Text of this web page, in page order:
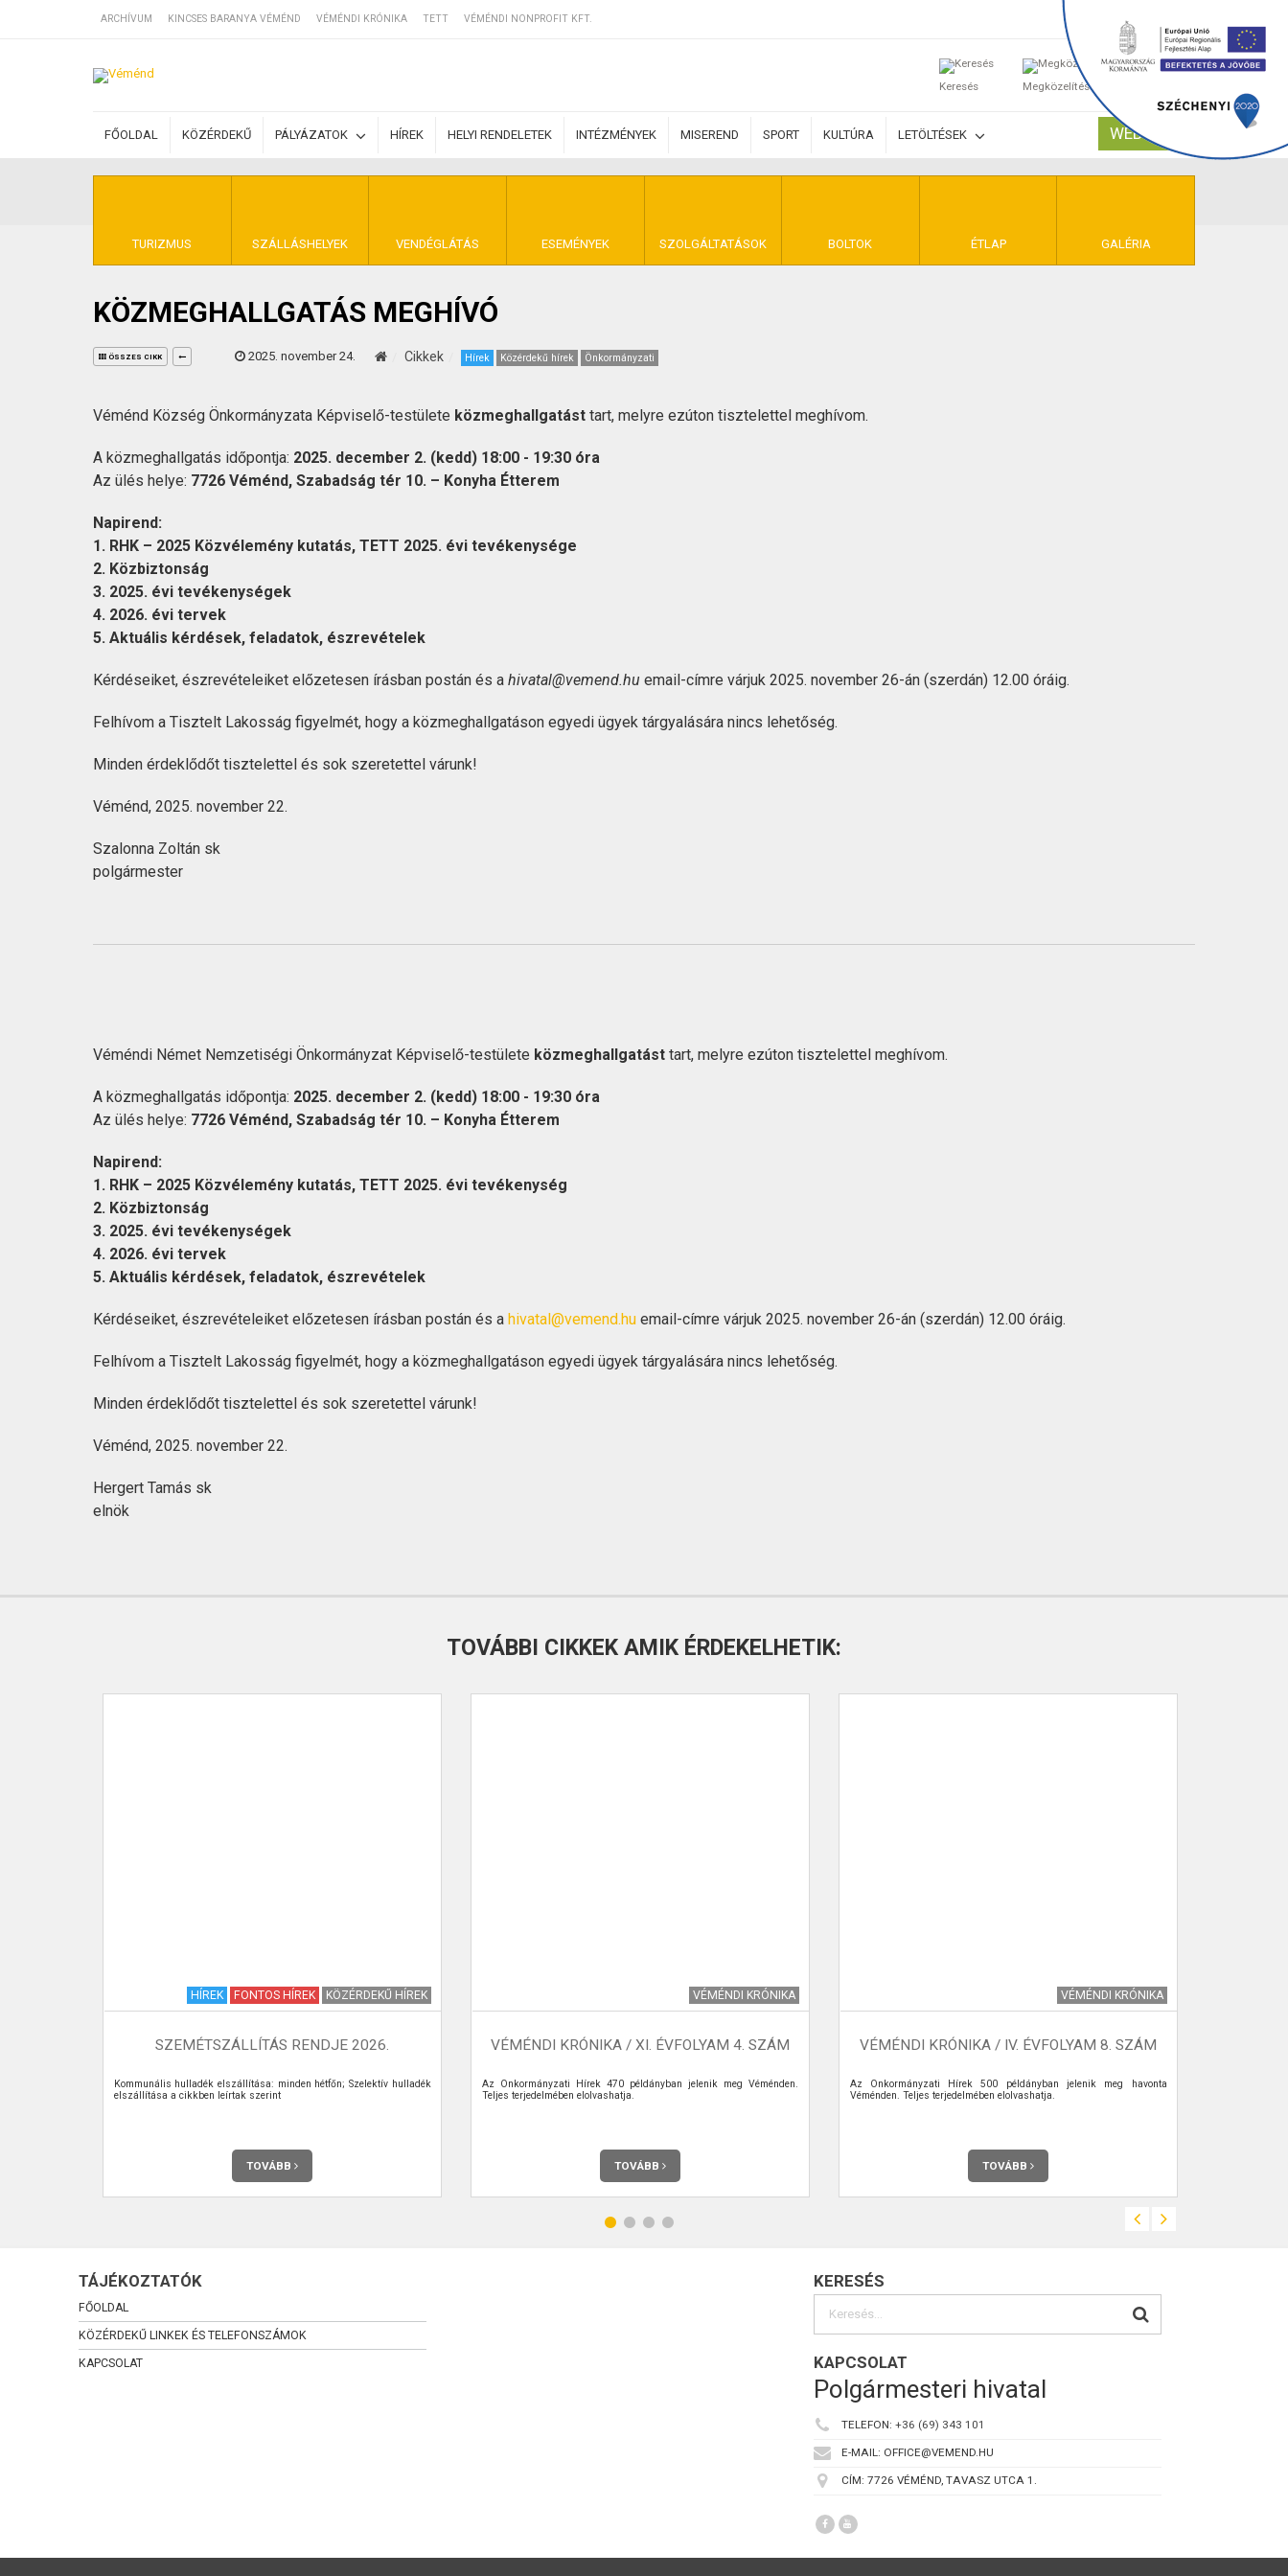
ARCHÍVUM KINCSES BARANYA VÉMÉND VÉMÉNDI KRÓNIKA TETT VÉMÉNDI NONPROFIT KFT.
Keresés Megközelítés
0
FŐOLDAL KÖZÉRDEKŰ PÁLYÁZATOK HÍREK HELYI RENDELETEK INTÉZMÉNYEK MISEREND SPORT KULTÚRA LETÖLTÉSEK WEBSHOP
TURIZMUS SZÁLLÁSHELYEK VENDÉGLÁTÁS ESEMÉNYEK SZOLGÁLTATÁSOK BOLTOK ÉTLAP GALÉRIA
SZÁLLÁSOK
BEJEGYZÉSEK
ÁLTALÁNOS SZERZŐDÉSI FELTÉTELEK
KINCSES BARANYA VÉMÉND
KAPCSOLAT
KÖZMEGHALLGATÁS MEGHÍVÓ
ÖSSZES CIKK 2025. november 24. Cikkek Hírek Közérdekű hírek Önkormányzati
Véménd Község Önkormányzata Képviselő-testülete közmeghallgatást tart, melyre ezúton tisztelettel meghívom.
A közmeghallgatás időpontja: 2025. december 2. (kedd) 18:00 - 19:30 óra
Az ülés helye: 7726 Véménd, Szabadság tér 10. – Konyha Étterem
Napirend:
1. RHK – 2025 Közvélemény kutatás, TETT 2025. évi tevékenysége
2. Közbiztonság
3. 2025. évi tevékenységek
4. 2026. évi tervek
5. Aktuális kérdések, feladatok, észrevételek
Kérdéseiket, észrevételeiket előzetesen írásban postán és a hivatal@vemend.hu email-címre várjuk 2025. november 26-án (szerdán) 12.00 óráig.
Felhívom a Tisztelt Lakosság figyelmét, hogy a közmeghallgatáson egyedi ügyek tárgyalására nincs lehetőség.
Minden érdeklődőt tisztelettel és sok szeretettel várunk!
Véménd, 2025. november 22.
Szalonna Zoltán sk
polgármester
Véméndi Német Nemzetiségi Önkormányzat Képviselő-testülete közmeghallgatást tart, melyre ezúton tisztelettel meghívom.
A közmeghallgatás időpontja: 2025. december 2. (kedd) 18:00 - 19:30 óra
Az ülés helye: 7726 Véménd, Szabadság tér 10. – Konyha Étterem
Napirend:
1. RHK – 2025 Közvélemény kutatás, TETT 2025. évi tevékenység
2. Közbiztonság
3. 2025. évi tevékenységek
4. 2026. évi tervek
5. Aktuális kérdések, feladatok, észrevételek
Kérdéseiket, észrevételeiket előzetesen írásban postán és a hivatal@vemend.hu email-címre várjuk 2025. november 26-án (szerdán) 12.00 óráig.
Felhívom a Tisztelt Lakosság figyelmét, hogy a közmeghallgatáson egyedi ügyek tárgyalására nincs lehetőség.
Minden érdeklődőt tisztelettel és sok szeretettel várunk!
Véménd, 2025. november 22.
Hergert Tamás sk
elnök
TOVÁBBI CIKKEK AMIK ÉRDEKELHETIK:
HÍREK FONTOS HÍREK KÖZÉRDEKŰ HÍREK
SZEMÉTSZÁLLÍTÁS RENDJE 2026.
Kommunális hulladék elszállítása: minden hétfőn; Szelektív hulladék
elszállítása a cikkben leírtak szerint
TOVÁBB
VÉMÉNDI KRÓNIKA
VÉMÉNDI KRÓNIKA / XI. ÉVFOLYAM 4. SZÁM
Az Önkormányzati Hírek 470 példányban jelenik meg Véménden.
Teljes terjedelmében elolvashatja.
TOVÁBB
VÉMÉNDI KRÓNIKA
VÉMÉNDI KRÓNIKA / IV. ÉVFOLYAM 8. SZÁM
Az Önkormányzati Hírek 500 példányban jelenik meg havonta
Véménden. Teljes terjedelmében elolvashatja.
TOVÁBB
TÁJÉKOZTATÓK
FŐOLDAL
KÖZÉRDEKŰ LINKEK ÉS TELEFONSZÁMOK
KAPCSOLAT
KERESÉS
KAPCSOLAT
Polgármesteri hivatal
TELEFON: +36 (69) 343 101
E-MAIL: OFFICE@VEMEND.HU
CÍM: 7726 VÉMÉND, TAVASZ UTCA 1.